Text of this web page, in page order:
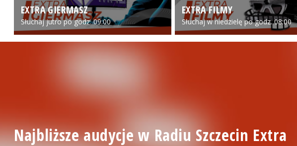
EXTRA GIERMASZ
Słuchaj jutro po godz. 09:00
EXTRA FILMY
Słuchaj w niedzielę po godz. 08:00
Najbliższe audycje w Radiu Szczecin Extra